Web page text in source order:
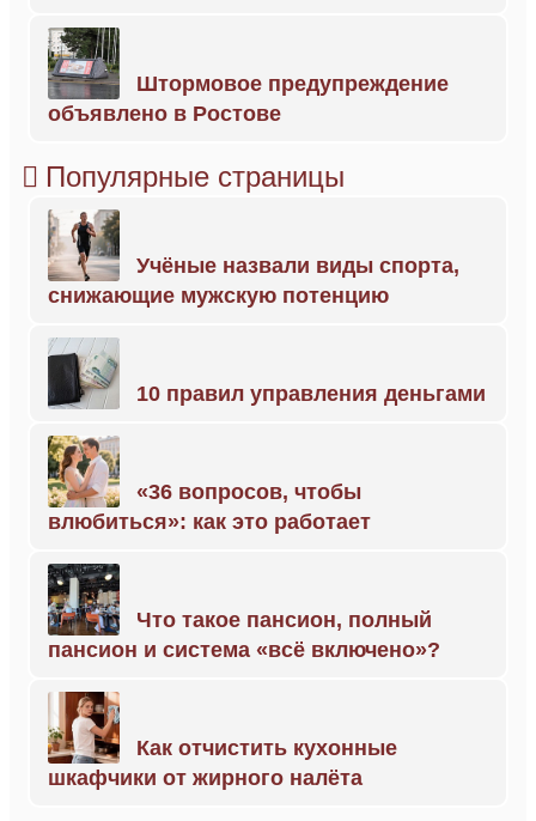
Штормовое предупреждение
объявлено в Ростове
Популярные страницы
Учёные назвали виды спорта,
снижающие мужскую потенцию
10 правил управления деньгами
«36 вопросов, чтобы
влюбиться»: как это работает
Что такое пансион, полный
пансион и система «всё включено»?
Как отчистить кухонные
шкафчики от жирного налёта